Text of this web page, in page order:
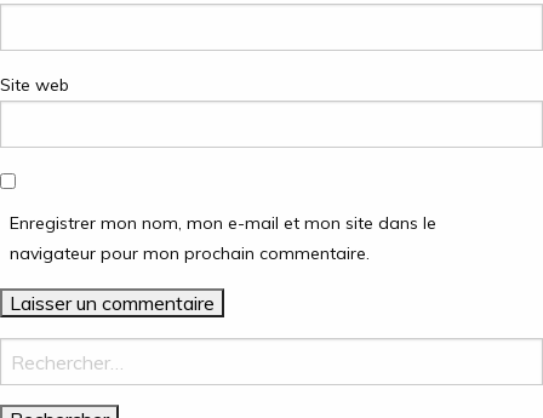
Site web
Enregistrer mon nom, mon e-mail et mon site dans le
navigateur pour mon prochain commentaire.
Rechercher :